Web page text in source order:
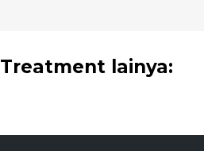
Treatment lainya: